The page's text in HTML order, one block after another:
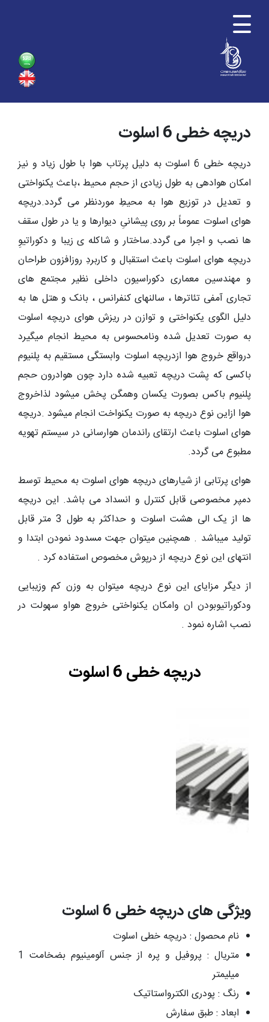
دریچه خطی 6 اسلوت
دریچه خطی 6 اسلوت
به دلیل پرتاب هوا با طول زیاد و نیز
امکان هوادهی به طول زیادی از حجم محیط ،باعث یکنواختی
و تعدیل در توزیع هوا به محیطِ موردنظر می گردد.دریچه
هوای اسلوت عموماً بر روی پیشانیِ دیوارها و یا در طول سقف
ها نصب و اجرا می گردد.ساختار و شاکله ی زیبا و دکوراتیوِ
دریچه هوای اسلوت باعث استقبال و کاربردِ روزافزون طراحان
و مهندسین معماری دکوراسیون داخلی نظیر مجتمع های
تجاری آمفی تئاترها ، سالنهای کنفرانس ، بانک و هتل ها به
دلیل الگوی یکنواختی و توازن در ریزش هوای دریچه اسلوت
به صورت تعدیل شده ونامحسوس به محیط انجام میگیرد
درواقع خروج هوا ازدریچه اسلوت وابستگی مستقیم به پلنیوم
باکسی که پشت دریچه تعبیه شده دارد چون هوادرون حجم
پلنیوم باکس بصورت یکسان وهمگن پخش میشود لذاخروج
هوا ازاین نوع دریچه به صورت یکنواخت انجام میشود .دریچه
هوای اسلوت باعث ارتقای راندمان هوارسانی در سیستم تهویه
مطبوع می گردد.
هوای پرتابی از شیارهای دریچه هوای اسلوت به محیط توسط
دمپر مخصوصی قابل کنترل و انسداد می باشد. این دریچه
ها از یک الی هشت اسلوت و حداکثر به طول 3 متر قابل
تولید میباشد . همچنین میتوان جهت مسدود نمودن ابتدا و
انتهای این نوع دریچه از درپوش مخصوص استفاده کرد .
از دیگر مزایای این نوع دریچه میتوان به وزن کم وزیبایی
ودکوراتیوبودن ان وامکان یکنواختی خروج هواو سهولت در
نصب اشاره نمود .
دریچه خطی 6 اسلوت
ویژگی های دریچه خطی 6 اسلوت
نام محصول : دریچه خطی اسلوت
متریال : پروفیل و پره از جنس آلومینیوم بضخامت 1
میلیمتر
رنگ : پودری الکترواستاتیک
ابعاد : طبق سفارش